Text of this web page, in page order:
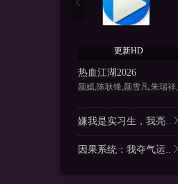
更新HD
热血江湖2026
颜嫣,陈耿锋,颜雪凡,朱瑞祥,
嫌我是实习生，我亮..
因果系统：我夺气运..